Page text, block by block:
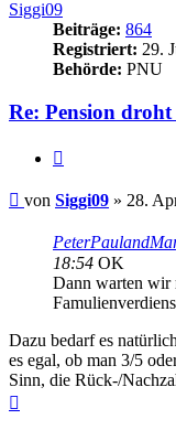
Siggi09
Beiträge: 864
Registriert: 29.
Behörde: PNU
Re: Pension
Beitrag
von Siggi09 » 28.
18:54 OK
Dann warten wir
Dazu bedarf es
es egal, ob man 3/5
Sinn, die Rück-/